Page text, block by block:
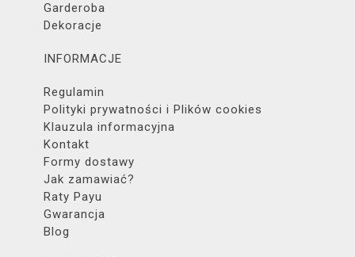
Garderoba
Dekoracje
INFORMACJE
Regulamin
Polityki prywatności i Plików cookies
Klauzula informacyjna
Kontakt
Formy dostawy
Jak zamawiać?
Raty Payu
Gwarancja
Blog